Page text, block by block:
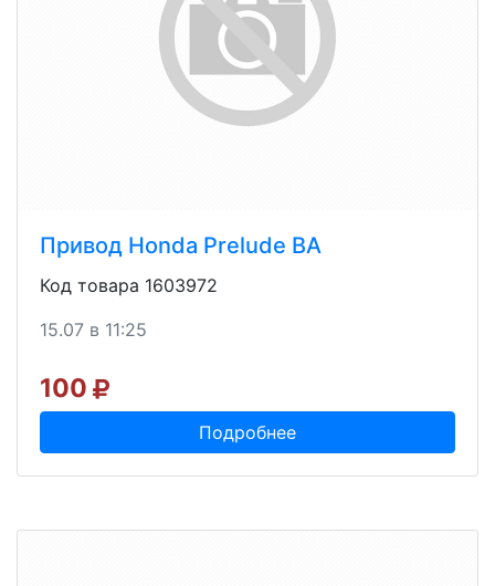
Привод Honda Prelude BA
Код товара 1603972
15.07 в 11:25
100
Подробнее